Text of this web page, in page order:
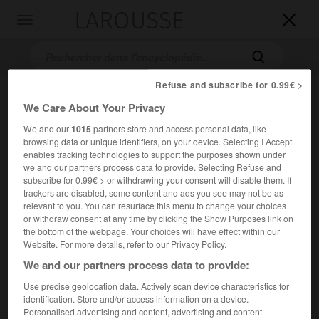


Accueil>Encyclopédie [litterature]>Daniël Heinsius
DaniëlHeinsius
Cet article est extrait de l'ouvrage Larousse « Dictionnaire
mondial des littératures ».
Humaniste hollandais (Gand 1580 – Leyde 1655).
Refuse and subscribe for 0.99€ >
We Care About Your Privacy
We and our1015partners store and access personal data, like
browsing data or unique identifiers, on your device. Selecting I Accept
enables tracking technologies to support the purposes shown under
we and our partners process data to provide. Selecting Refuse and
subscribe for 0.99€ > or withdrawing your consent will disable them. If
trackers are disabled, some content and ads you see may not be as
relevant to you. You can resurface this menu to change your choices
or withdraw consent at any time by clicking the Show Purposes link on
the bottom of the webpage. Your choices will have effect within our
Website. For more details, refer to our Privacy Policy.
We and our partners process data to provide:
Use precise geolocation data. Actively scan device characteristics for
identification. Store and/or access information on a device.
Personalised advertising and content, advertising and content